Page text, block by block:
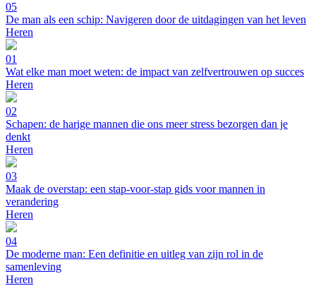
05
De man als een schip: Navigeren door de uitdagingen van het leven
Heren
01
Wat elke man moet weten: de impact van zelfvertrouwen op succes
Heren
02
Schapen: de harige mannen die ons meer stress bezorgen dan je
denkt
Heren
03
Maak de overstap: een stap-voor-stap gids voor mannen in
verandering
Heren
04
De moderne man: Een definitie en uitleg van zijn rol in de
samenleving
Heren